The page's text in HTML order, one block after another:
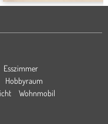
Esszimmer
Hobbyraum
Wohnmobil